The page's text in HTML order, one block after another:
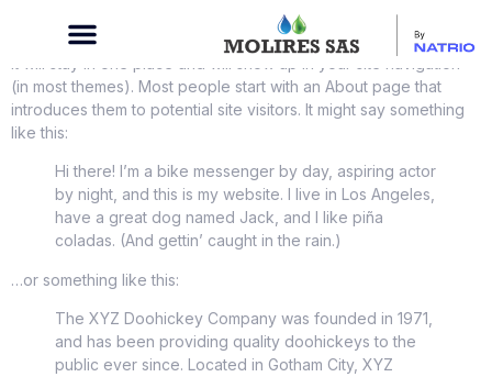
This is an example page. It’s different from a blog post because
(in most themes). Most people start with an About page that
introduces them to potential site visitors. It might say something
like this:
Hi there! I’m a bike messenger by day, aspiring actor
by night, and this is my website. I live in Los Angeles,
have a great dog named Jack, and I like piña
coladas. (And gettin’ caught in the rain.)
…or something like this:
The XYZ Doohickey Company was founded in 1971,
and has been providing quality doohickeys to the
public ever since. Located in Gotham City, XYZ